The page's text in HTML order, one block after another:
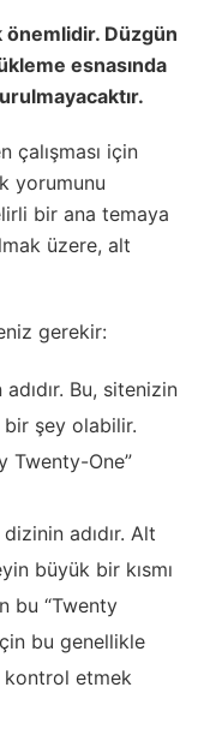
önemlidir. Düzgün
esnasında
çalışması için
yorumunu
bir ana temaya
üzere, alt
gerekir:
Bu, sitenizin
bir şey olabilir.
Twenty-One”
adıdır. Alt
büyük bir kısmı
bu “Twenty
bu genellikle
kontrol etmek